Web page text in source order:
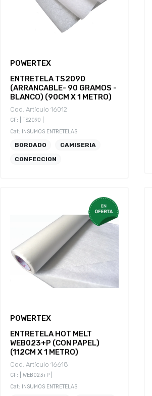
POWERTEX
ENTRETELA TS2090
(ARRANCABLE- 90 GRAMOS -
BLANCO) (90CM X 1 METRO)
Cod. Artículo 16012
CF: | TS2090 |
Cat: INSUMOS ENTRETELAS
BORDADO
CAMISERIA
CONFECCION
POWERTEX
ENTRETELA HOT MELT
WEB023+P (CON PAPEL)
(112CM X 1 METRO)
Cod. Artículo 16618
CF: | WEB023+P |
Cat: INSUMOS ENTRETELAS